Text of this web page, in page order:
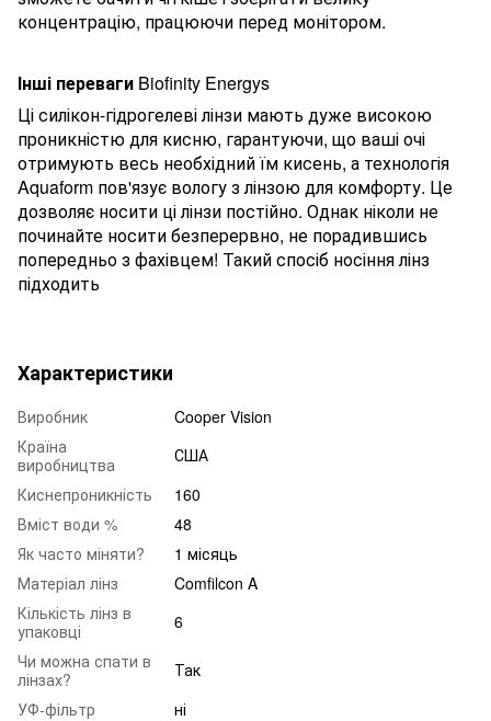
концентрацію, працюючи перед монітором.
Інші переваги Biofinity Energys
Ці силікон-гідрогелеві лінзи мають дуже високою
проникністю для кисню, гарантуючи, що ваші очі
отримують весь необхідний їм кисень, а технологія
Aquaform пов'язує вологу з лінзою для комфорту. Це
дозволяє носити ці лінзи постійно. Однак ніколи не
починайте носити безперервно, не порадившись
попередньо з фахівцем! Такий спосіб носіння лінз
підходить
Характеристики
Виробник
Cooper Vision
Країна
виробництва
США
Киснепроникність
160
Вміст води %
48
Як часто міняти?
1 місяць
Матеріал лінз
Comfilcon A
Кількість лінз в
упаковці
6
Чи можна спати в
лінзах?
Так
УФ-фільтр
ні